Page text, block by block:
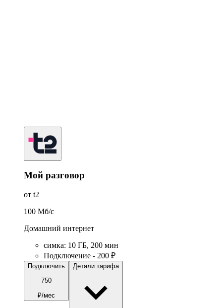
Мой разговор
от t2
100 Мб/c
Домашний интернет
симка: 10 ГБ, 200 мин
Подключение - 200 ₽
Подключить
750
₽/мес
Детали тарифа